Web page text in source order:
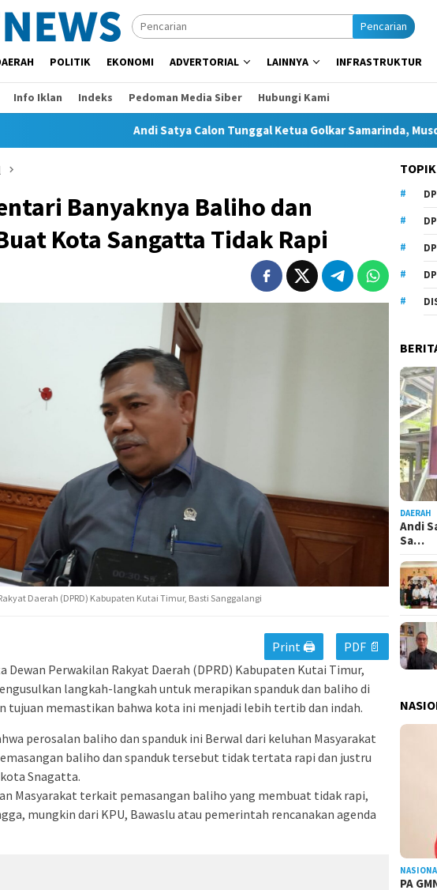
Pencarian
POLITIK EKONOMI ADVERTORIAL LAINNYA INFRASTRUKTUR
Info Iklan Indeks Pedoman Media Siber Hubungi Kami
Andi Satya Calon Tunggal Ketua Golkar Samarinda, Musda Siap
Banyaknya Baliho dan
Kota Sangatta Tidak Rapi
Daerah (DPRD) Kabupaten Kutai Timur, Basti Sanggalangi
Print 🖨
PDF 📄
Dewan Perwakilan Rakyat Daerah (DPRD) Kabupaten Kutai Timur,
langkah-langkah untuk merapikan spanduk dan baliho di
tujuan memastikan bahwa kota ini menjadi lebih tertib dan indah.
perosalan baliho dan spanduk ini Berwal dari keluhan Masyarakat
baliho dan spanduk tersebut tidak tertata rapi dan justru
Snagatta.
Masyarakat terkait pemasangan baliho yang membuat tidak rapi,
mungkin dari KPU, Bawaslu atau pemerintah rencanakan agenda
DAERAH
Andi
Sa…
PA